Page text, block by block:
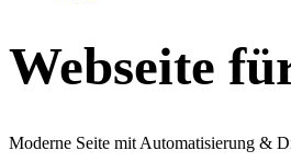
Webseite
Moderne Seite mit Automatisierung &